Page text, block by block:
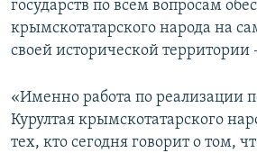
государств по всем вопросам
крымскотатарского народа на
своей исторической территории
«Именно работа по реализации
Курултая крымскотатарского
тех, кто сегодня говорит о том,